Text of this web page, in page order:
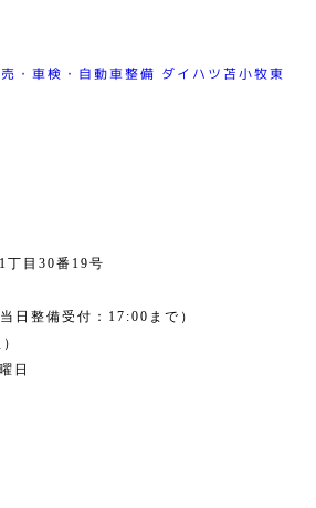
丁目30番19号
日整備受付：17:00まで）
日